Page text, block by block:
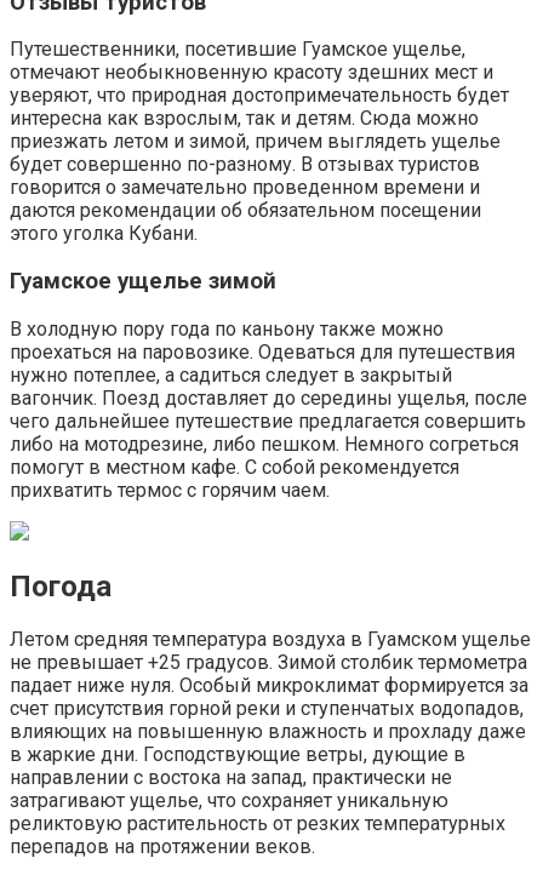
Путешественники, посетившие Гуамское ущелье,
отмечают необыкновенную красоту здешних мест и
уверяют, что природная достопримечательность будет
интересна как взрослым, так и детям. Сюда можно
приезжать летом и зимой, причем выглядеть ущелье
будет совершенно по-разному. В отзывах туристов
говорится о замечательно проведенном времени и
даются рекомендации об обязательном посещении
этого уголка Кубани.
Гуамское ущелье зимой
В холодную пору года по каньону также можно
проехаться на паровозике. Одеваться для путешествия
нужно потеплее, а садиться следует в закрытый
вагончик. Поезд доставляет до середины ущелья, после
чего дальнейшее путешествие предлагается совершить
либо на мотодрезине, либо пешком. Немного согреться
помогут в местном кафе. С собой рекомендуется
прихватить термос с горячим чаем.
Погода
Летом средняя температура воздуха в Гуамском ущелье
не превышает +25 градусов. Зимой столбик термометра
падает ниже нуля. Особый микроклимат формируется за
счет присутствия горной реки и ступенчатых водопадов,
влияющих на повышенную влажность и прохладу даже
в жаркие дни. Господствующие ветры, дующие в
направлении с востока на запад, практически не
затрагивают ущелье, что сохраняет уникальную
реликтовую растительность от резких температурных
перепадов на протяжении веков.